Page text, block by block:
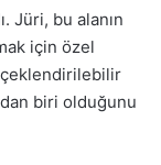
Jüri, bu alanın
için özel
biri olduğunu